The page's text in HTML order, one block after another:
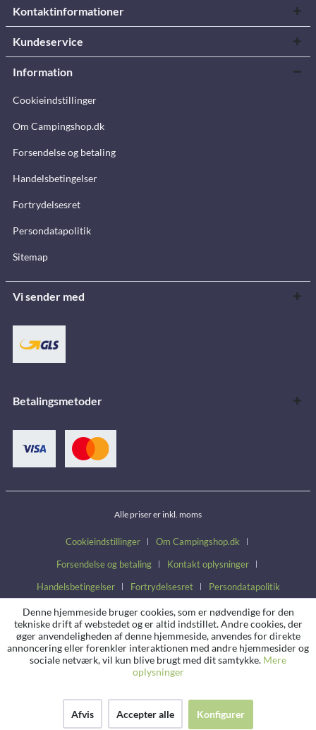
Kontaktinformationer
Kundeservice
Information
Cookieindstillinger
Om Campingshop.dk
Forsendelse og betaling
Handelsbetingelser
Fortrydelsesret
Persondatapolitik
Sitemap
Vi sender med
Betalingsmetoder
Alle priser er inkl. moms
Cookieindstillinger
Om Campingshop.dk
Forsendelse og betaling
Kontakt oplysninger
Handelsbetingelser
Fortrydelsesret Persondatapolitik
Denne hjemmeside bruger cookies, som er nødvendige for den
tekniske drift af webstedet og er altid indstillet. Andre cookies, der
øger anvendeligheden af denne hjemmeside, anvendes for direkte
annoncering eller forenkler interaktionen med andre hjemmesider og
sociale netværk, vil kun blive brugt med dit samtykke. Mere
oplysninger
Afvis Accepter alle Konfigurer